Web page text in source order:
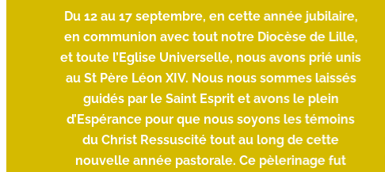
Du 12 au 17 septembre, en cette année jubilaire,
en communion avec tout notre Diocèse de Lille,
et toute l’Eglise Universelle, nous avons prié unis
au St Père Léon XIV. Nous nous sommes laissés
guidés par le Saint Esprit et avons le plein
d’Espérance pour que nous soyons les témoins
du Christ Ressuscité tout au long de cette
nouvelle année pastorale. Ce pèlerinage fut